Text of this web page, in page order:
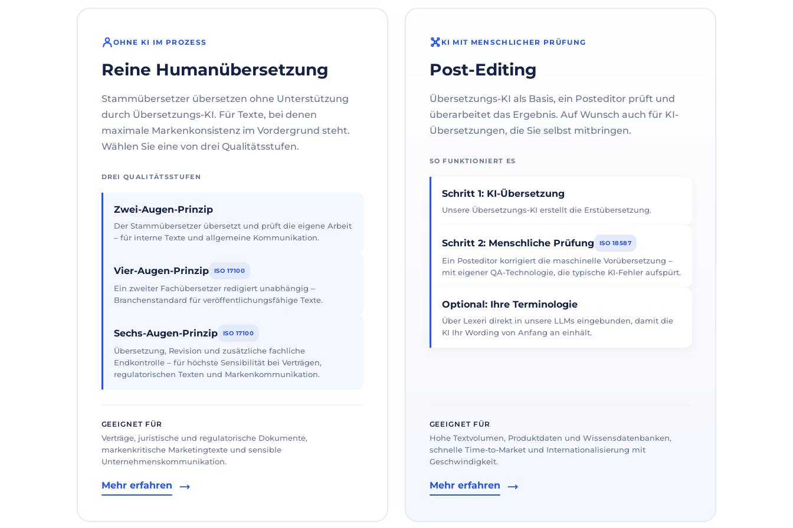
OHNE KI IM PROZESS
Reine Humanübersetzung
Stammübersetzer übersetzen ohne Unterstützung
durch Übersetzungs-KI. Für Texte, bei denen
maximale Markenkonsistenz im Vordergrund steht.
Wählen Sie eine von drei Qualitätsstufen.
DREI QUALITÄTSSTUFEN
Zwei-Augen-Prinzip
Der Stammübersetzer übersetzt und prüft die eigene Arbeit
– für interne Texte und allgemeine Kommunikation.
Vier-Augen-Prinzip ISO 17100
Ein zweiter Fachübersetzer redigiert unabhängig –
Branchenstandard für veröffentlichungsfähige Texte.
Sechs-Augen-Prinzip ISO 17100
Übersetzung, Revision und zusätzliche fachliche
Endkontrolle – für höchste Sensibilität bei Verträgen,
regulatorischen Texten und Markenkommunikation.
GEEIGNET FÜR
Verträge, juristische und regulatorische Dokumente,
markenkritische Marketingtexte und sensible
Unternehmenskommunikation.
Mehr erfahren
KI MIT MENSCHLICHER PRÜFUNG
Post-Editing
Übersetzungs-KI als Basis, ein Posteditor prüft und
überarbeitet das Ergebnis. Auf Wunsch auch für KI-
Übersetzungen, die Sie selbst mitbringen.
SO FUNKTIONIERT ES
Schritt 1: KI-Übersetzung
Unsere Übersetzungs-KI erstellt die Erstübersetzung.
Schritt 2: Menschliche Prüfung ISO 18587
Ein Posteditor korrigiert die maschinelle Vorübersetzung –
mit eigener QA-Technologie, die typische KI-Fehler aufspürt.
Optional: Ihre Terminologie
Über Lexeri direkt in unsere LLMs eingebunden, damit die
KI Ihr Wording von Anfang an einhält.
GEEIGNET FÜR
Hohe Textvolumen, Produktdaten und Wissensdatenbanken,
schnelle Time-to-Market und Internationalisierung mit
Geschwindigkeit.
Mehr erfahren